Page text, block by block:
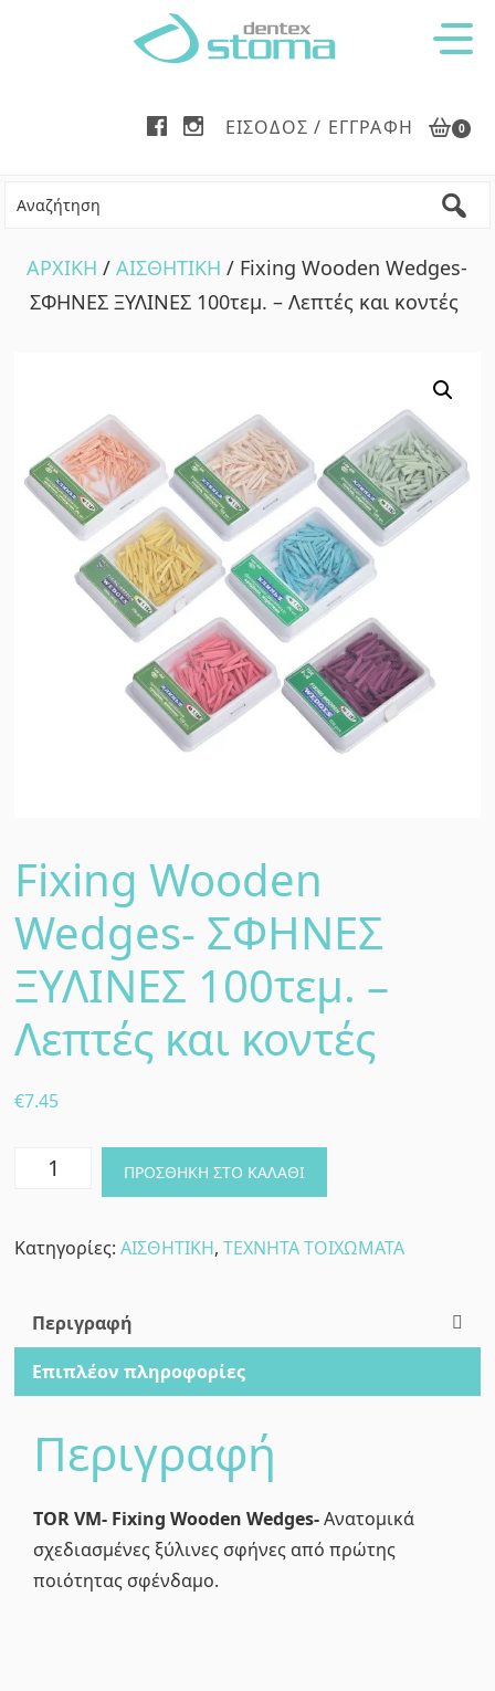
ΕΊΣΟΔΟΣ / ΕΓΓΡΑΦΉ 0
ΑΡΧΙΚΗ /ΑΙΣΘΗΤΙΚΗ / Fixing Wooden Wedges-
ΣΦΗΝΕΣ ΞΥΛΙΝΕΣ 100τεμ. – Λεπτές και κοντές
Fixing Wooden
Wedges- ΣΦΗΝΕΣ
ΞΥΛΙΝΕΣ 100τεμ. –
Λεπτές και κοντές
€7.45
Fixing
ΣΦΗΝΕΣ
100τεμ.
-
Λεπτές
κοντές
ποσότητα
ΠΡΟΣΘΉΚΗ ΣΤΟ ΚΑΛΆΘΙ
Κατηγορίες:ΑΙΣΘΗΤΙΚΗ,ΤΕΧΝΗΤΑ ΤΟΙΧΩΜΑΤΑ
Περιγραφή
Επιπλέον πληροφορίες
Περιγραφή
TOR VM- Fixing Wooden Wedges-Ανατομικά
σχεδιασμένες ξύλινες σφήνες από πρώτης
ποιότητας σφένδαμο.